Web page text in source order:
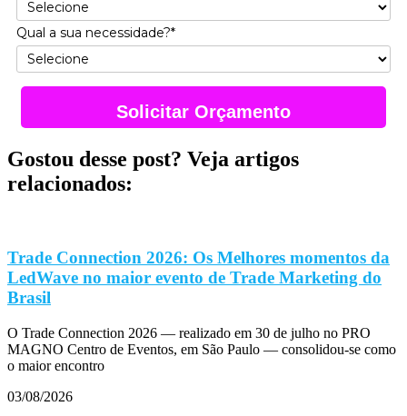
Qual a sua necessidade?*
Solicitar Orçamento
Gostou desse post? Veja artigos
relacionados:
Trade Connection 2026: Os Melhores momentos da
LedWave no maior evento de Trade Marketing do
Brasil
O Trade Connection 2026 — realizado em 30 de julho no PRO
MAGNO Centro de Eventos, em São Paulo — consolidou-se como
o maior encontro
03/08/2026